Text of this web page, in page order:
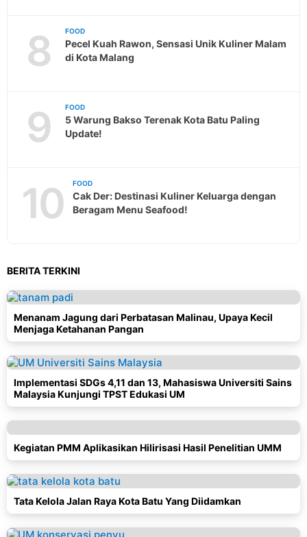
8 FOOD
Pecel Kuah Rawon, Sensasi Unik Kuliner Malam
di Kota Malang
9 FOOD
5 Warung Bakso Terenak Kota Batu Paling
Update!
10 FOOD
Cak Der: Destinasi Kuliner Keluarga dengan
Beragam Menu Seafood!
BERITA TERKINI
Menanam Jagung dari Perbatasan Malinau, Upaya Kecil
Menjaga Ketahanan Pangan
Implementasi SDGs 4,11 dan 13, Mahasiswa Universiti Sains
Malaysia Kunjungi TPST Edukasi UM
Kegiatan PMM Aplikasikan Hilirisasi Hasil Penelitian UMM
Tata Kelola Jalan Raya Kota Batu Yang Diidamkan